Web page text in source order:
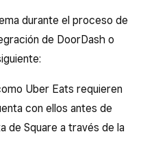
durante el proceso de
de DoorDash o
Uber Eats requieren
con ellos antes de
de Square a través de la